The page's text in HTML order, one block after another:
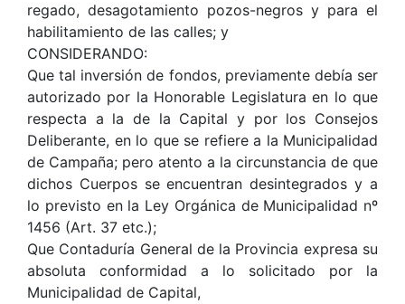
regado, desagotamiento pozos-negros y para el
habilitamiento de las calles; y
CONSIDERANDO:
Que tal inversión de fondos, previamente debía ser
autorizado por la Honorable Legislatura en lo que
respecta a la de la Capital y por los Consejos
Deliberante, en lo que se refiere a la Municipalidad
de Campaña; pero atento a la circunstancia de que
dichos Cuerpos se encuentran desintegrados y a
lo previsto en la Ley Orgánica de Municipalidad nº
1456 (Art. 37 etc.);
Que Contaduría General de la Provincia expresa su
absoluta conformidad a lo solicitado por la
Municipalidad de Capital,